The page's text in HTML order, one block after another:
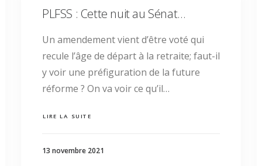
PLFSS : Cette nuit au Sénat…
Un amendement vient d’être voté qui
recule l’âge de départ à la retraite; faut-il
y voir une préfiguration de la future
réforme ? On va voir ce qu’il…
LIRE LA SUITE
13 novembre 2021